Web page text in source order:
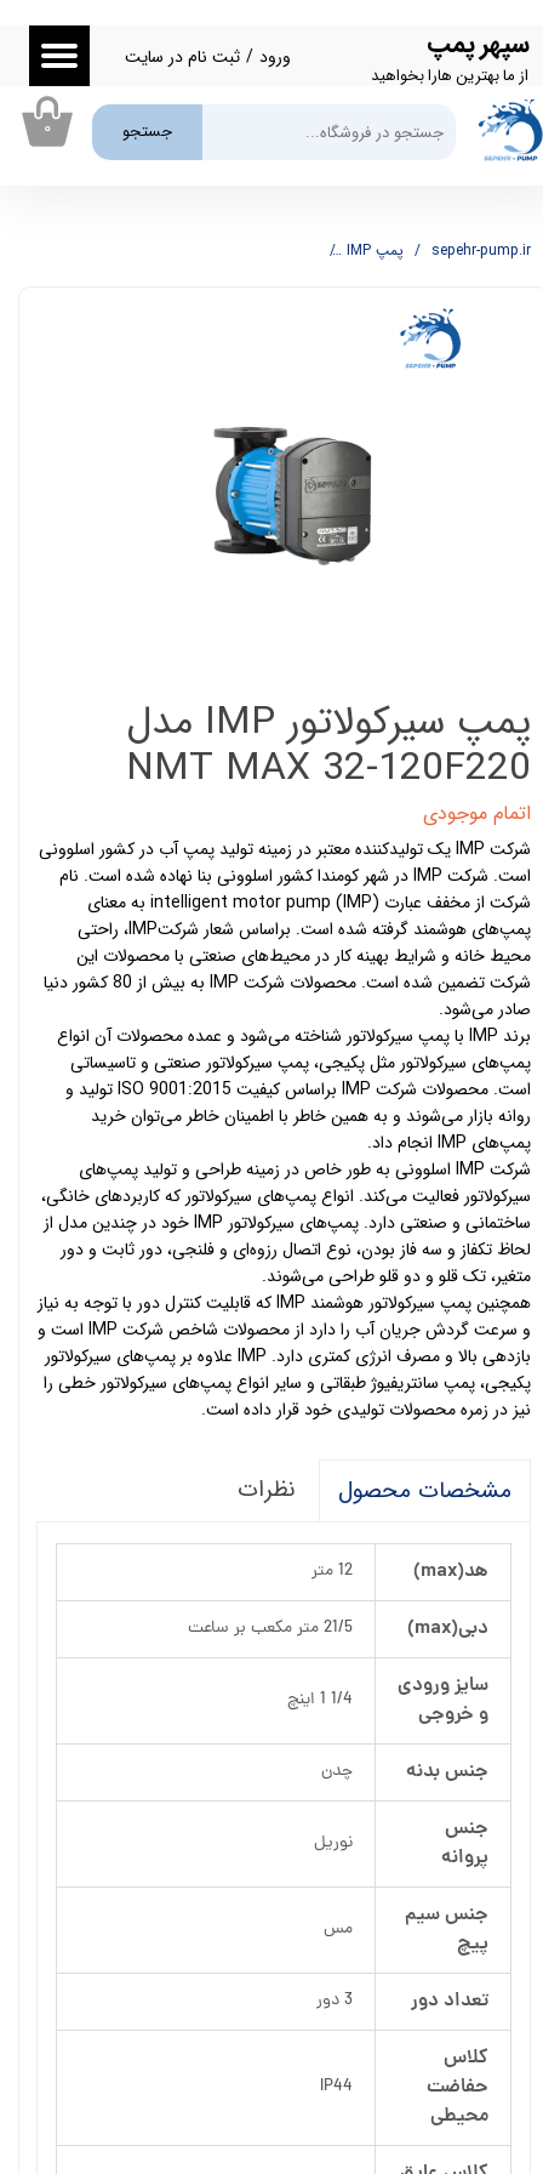
سپهر پمپ
از ما بهترین هارا بخواهید
جستجو
ورود / ثبت نام در سایت
حساب کاربری من
تغییر گذر واژه
سفارشات
۰
sepehr-pump.ir پمپ IMP
پمپ سیرکولاتور IMP مدل
NMT MAX 32-120F220
اتمام موجودی
شرکت IMP یک تولیدکننده معتبر در زمینه تولید پمپ آب در کشور اسلوونی
است. شرکت IMP در شهر کومندا کشور اسلوونی بنا نهاده شده است. نام
شرکت از مخفف عبارت intelligent motor pump (IMP) به معنای
پمپ‌های هوشمند گرفته شده است. براساس شعار شرکتIMP، راحتی
محیط خانه و شرایط بهینه کار در محیط‌های صنعتی با محصولات این
شرکت تضمین شده است. محصولات شرکت IMP به بیش از 80 کشور دنیا
صادر می‌شود.
برند IMP با پمپ سیرکولاتور شناخته می‌شود و عمده محصولات آن انواع
پمپ‌های سیرکولاتور مثل پکیجی، پمپ سیرکولاتور صنعتی و تاسیساتی
است. محصولات شرکت IMP براساس کیفیت ISO 9001:2015 تولید و
روانه بازار می‌شوند و به همین خاطر با اطمینان خاطر می‌توان خرید
پمپ‌های IMP انجام داد.
شرکت IMP اسلوونی به طور خاص در زمینه طراحی و تولید پمپ‌های
سیرکولاتور فعالیت می‌کند. انواع پمپ‌های سیرکولاتور که کاربردهای خانگی،
ساختمانی و صنعتی دارد. پمپ‌های سیرکولاتور IMP خود در چندین مدل از
لحاظ تکفاز و سه فاز بودن، نوع اتصال رزوه‌ای و فلنجی، دور ثابت و دور
متغیر، تک قلو و دو قلو طراحی می‌شوند.
همچنین پمپ سیرکولاتور هوشمند IMP که قابلیت کنترل دور با توجه به نیاز
و سرعت گردش جریان آب را دارد از محصولات شاخص شرکت IMP است و
بازدهی بالا و مصرف انرژی کمتری دارد. IMP علاوه بر پمپ‌های سیرکولاتور
پکیجی، پمپ سانتریفیوژ طبقاتی و سایر انواع پمپ‌های سیرکولاتور خطی را
نیز در زمره محصولات تولیدی خود قرار داده است.
مشخصات محصول نظرات
هد(max) 12 متر
دبی(max) 21/5 متر مکعب بر ساعت
سایز ورودی
و خروجی
1/4 1 اینچ
جنس بدنه چدن
جنس
پروانه
نوریل
جنس سیم
پیچ
مس
تعداد دور 3 دور
کلاس
حفاضت
محیطی
IP44